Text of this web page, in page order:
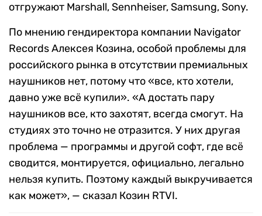
отгружают Marshall, Sennheiser, Samsung, Sony.
По мнению гендиректора компании Navigator
Records Алексея Козина, особой проблемы для
российского рынка в отсутствии премиальных
наушников нет, потому что «все, кто хотели,
давно уже всё купили». «А достать пару
наушников все, кто захотят, всегда смогут. На
студиях это точно не отразится. У них другая
проблема — программы и другой софт, где всё
сводится, монтируется, официально, легально
нельзя купить. Поэтому каждый выкручивается
как может», — сказал Козин RTVI.